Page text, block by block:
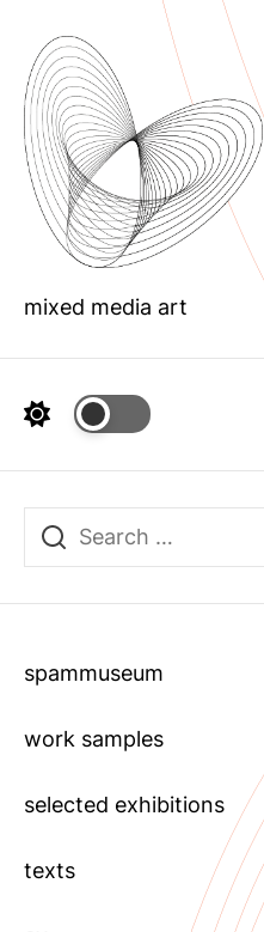
content
mixed media art
spammuseum
work samples
selected exhibitions
texts